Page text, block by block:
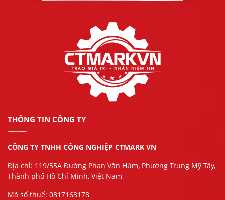
THÔNG TIN CÔNG TY
CÔNG TY TNHH CÔNG NGHIỆP CTMARK VN
Địa chỉ: 119/55A Đường Phan Văn Hùm, Phường Trung Mỹ Tây,
Thành phố Hồ Chí Minh, Việt Nam
Mã số thuế: 0317163178